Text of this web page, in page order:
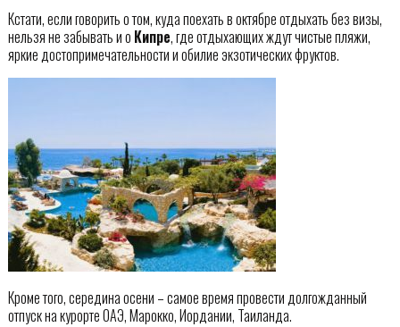
Кстати, если говорить о том, куда поехать в октябре отдыхать без визы,
нельзя не забывать и о Кипре, где отдыхающих ждут чистые пляжи,
яркие достопримечательности и обилие экзотических фруктов.
Кроме того, середина осени – самое время провести долгожданный
отпуск на курорте ОАЭ, Марокко, Иордании, Таиланда.